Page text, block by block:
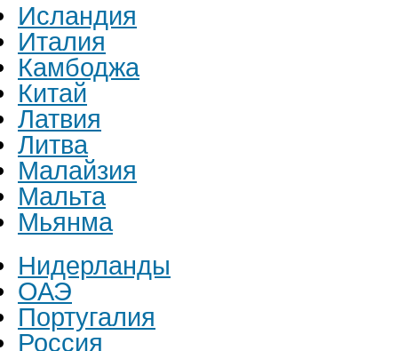
Исландия
Италия
Камбоджа
Китай
Латвия
Литва
Малайзия
Мальта
Мьянма
Нидерланды
ОАЭ
Португалия
Россия